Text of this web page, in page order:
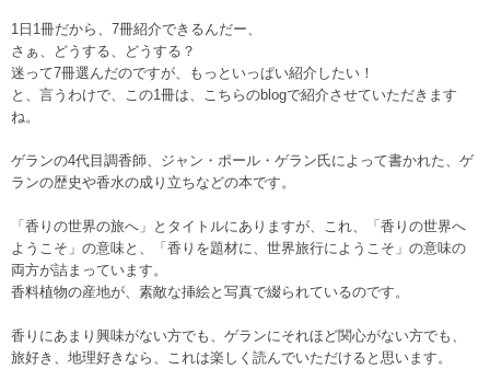
1日1冊だから、7冊紹介できるんだー、
さぁ、どうする、どうする？
迷って7冊選んだのですが、もっといっぱい紹介したい！
と、言うわけで、この1冊は、こちらのblogで紹介させていただきます
ね。
ゲランの4代目調香師、ジャン・ポール・ゲラン氏によって書かれた、ゲ
ランの歴史や香水の成り立ちなどの本です。
「香りの世界の旅へ」とタイトルにありますが、これ、「香りの世界へ
ようこそ」の意味と、「香りを題材に、世界旅行にようこそ」の意味の
両方が詰まっています。
香料植物の産地が、素敵な挿絵と写真で綴られているのです。
香りにあまり興味がない方でも、ゲランにそれほど関心がない方でも、
旅好き、地理好きなら、これは楽しく読んでいただけると思います。